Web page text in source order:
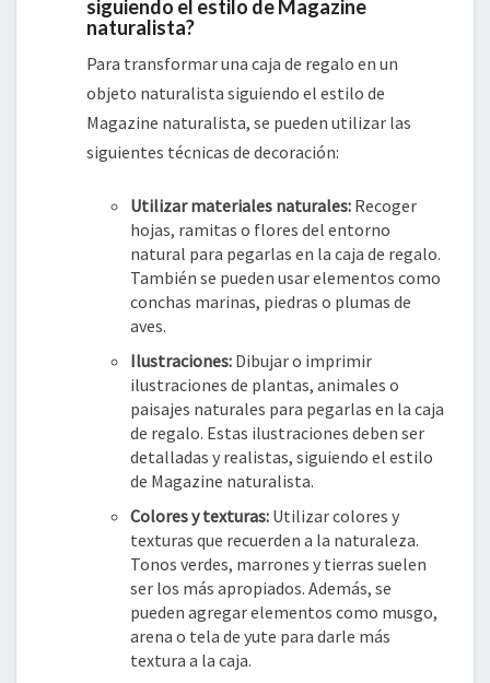
siguiendo el estilo de Magazine
naturalista?
Para transformar una caja de regalo en un
objeto naturalista siguiendo el estilo de
Magazine naturalista, se pueden utilizar las
siguientes técnicas de decoración:
Utilizar materiales naturales: Recoger
hojas, ramitas o flores del entorno
natural para pegarlas en la caja de regalo.
También se pueden usar elementos como
conchas marinas, piedras o plumas de
aves.
Ilustraciones: Dibujar o imprimir
ilustraciones de plantas, animales o
paisajes naturales para pegarlas en la caja
de regalo. Estas ilustraciones deben ser
detalladas y realistas, siguiendo el estilo
de Magazine naturalista.
Colores y texturas: Utilizar colores y
texturas que recuerden a la naturaleza.
Tonos verdes, marrones y tierras suelen
ser los más apropiados. Además, se
pueden agregar elementos como musgo,
arena o tela de yute para darle más
textura a la caja.